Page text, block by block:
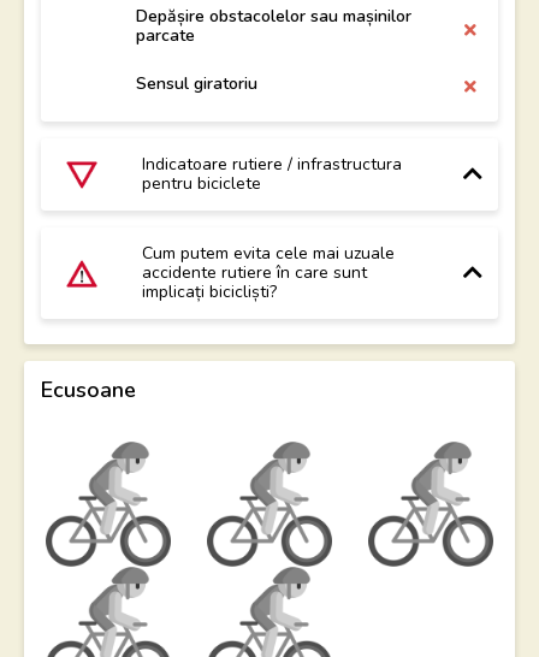
Depășire obstacolelor sau mașinilor
parcate
Sensul giratoriu
Indicatoare rutiere / infrastructura
pentru biciclete
Cum putem evita cele mai uzuale
accidente rutiere în care sunt
implicați bicicliști?
Ecusoane